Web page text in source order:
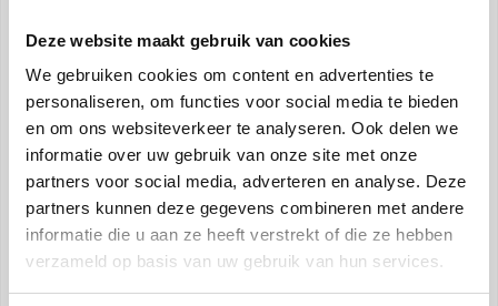
Deze website maakt gebruik van cookies
We gebruiken cookies om content en advertenties te
personaliseren, om functies voor social media te bieden
en om ons websiteverkeer te analyseren. Ook delen we
informatie over uw gebruik van onze site met onze
partners voor social media, adverteren en analyse. Deze
partners kunnen deze gegevens combineren met andere
informatie die u aan ze heeft verstrekt of die ze hebben
verzameld op basis van uw gebruik van hun services.
Anderen bekeken ook